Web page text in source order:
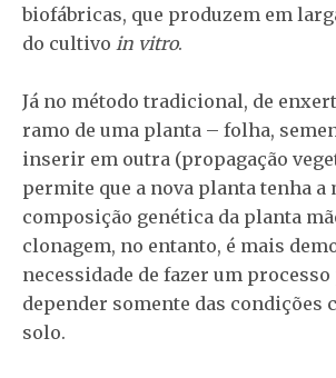
biofábricas, que produzem em
do cultivo in vitro.
Já no método tradicional, de
ramo de uma planta – folha,
inserir em outra (propagação
permite que a nova planta tenha a
composição genética da planta
clonagem, no entanto, é mais
necessidade de fazer um processo
depender somente das condições
solo.